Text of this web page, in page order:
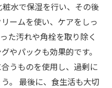
水で保湿を行い、その後
ームを使い、ケアをしっ
た汚れや角栓を取り除く
やパックも効果的です。
うものを使用し、過剰に
。 最後に、食生活も大切